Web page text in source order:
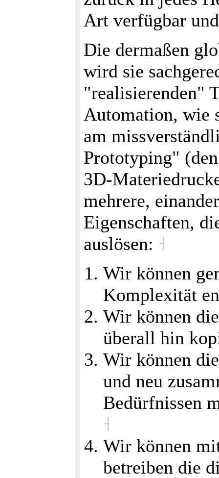
Art verfügbar
Die dermaßen
wird sie
"realisierenden"
Automation, wie
am
Prototyping"
3D-
mehrere,
Eigenschaften,
auslösen: ˧
Wir können
Komplexität
Wir können
überall hin
Wir können
und neu
Bedürfnissen
˧
Wir können
betreiben die